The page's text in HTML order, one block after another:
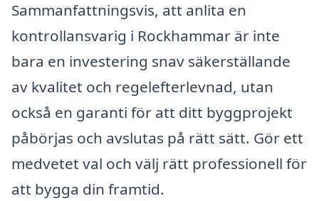
Sammanfattningsvis, att anlita en
kontrollansvarig i Rockhammar är inte
bara en investering snav säkerställande
av kvalitet och regelefterlevnad, utan
också en garanti för att ditt byggprojekt
påbörjas och avslutas på rätt sätt. Gör ett
medvetet val och välj rätt professionell för
att bygga din framtid.